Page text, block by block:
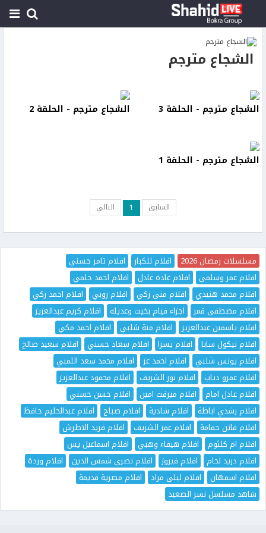
الشجاع مترجم
الشجاع مترجم - الحلقة 3 الشجاع مترجم - الحلقة 2
الشجاع مترجم - الحلقة 1
السابق 1 التالي
مسلسلات رمضان 2026 افلام للكبار
افلام تامر حسني
افلام عمر وسلمى
افلام غادة عادل
افلام احمد حلمي
افلام محمد هنيدي
افلام منى زكي افلام روبي
افلام احمد زكي
افلام مصطفى قمر
اجزاء فيام بخيت وعديله
افلام كريم عبدالعزيز
افلام ياسمين عبدالعزيز
افلام منة شلبي
افلام احمد مكي
افلام نيكول سابا
افلام يسرا افلام سعاد حسني
افلام سعيد صالح
افلام يونس شلبي
افلام احمد عز
افلام محمد سعد اللمبي
افلام عمرو دياب
افلام نور الشريف
افلام محمود عبدالعزيز
افلام عادل امام
افلام ميرفت امين
افلام حسن حسني
افلام رشدي اباظة
افلام شادية افلام صباح
افلام عبدالحليم حافظ
افلام فاتن حمامة
افلام عمر الشريف
افلام فريد الاطرش
افلام ام كلثوم
افلام هيفاء وهبي
افلام اسماعيل يس
افلام دريد لحام
افلام فيروز افلام نصرى شمس الدين
افلام وردة
افلام اسمهان
افلام ليلى مراد
افلام مصرية قديمة
شاهد مسلسل نسر الصعيد